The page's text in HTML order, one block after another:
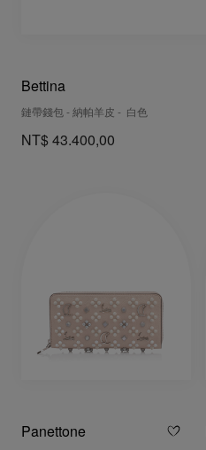
Bettina
鏈帶錢包 - 納帕羊皮 - 白色
NT$ 43.400,00
Panettone